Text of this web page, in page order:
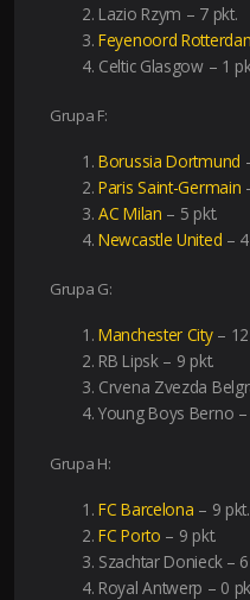
Lazio Rzym – 7 pkt.
Feyenoord
Celtic Glasgow – 1
Grupa F:
Borussia Dortmund
Paris Saint-Germain
AC Milan – 5 pkt.
Newcastle United –
Grupa G:
Manchester City– 12
RB Lipsk – 9 pkt.
Crvena Zvezda
Young Boys Berno –
Grupa H:
FC Barcelona – 9 pkt.
FC Porto – 9 pkt.
Szachtar Donieck –
Royal Antwerp – 0